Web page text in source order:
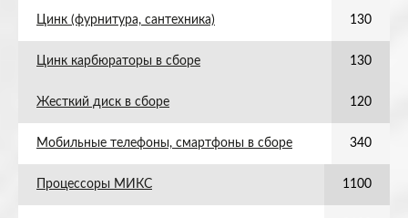
Цинк (фурнитура, сантехника) 130
Цинк карбюраторы в сборе 130
Жесткий диск в сборе 120
Мобильные телефоны, смартфоны в сборе 340
Процессоры МИКС 1100